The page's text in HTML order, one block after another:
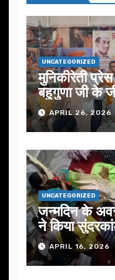
UNCATEGORIZED
मुनिकीरेती
बहुगुणा जी के
जोरAPRIL 26, 2026
UNCATEGORIZED
जन्मदिन के
ने किया
APRIL 16, 2026